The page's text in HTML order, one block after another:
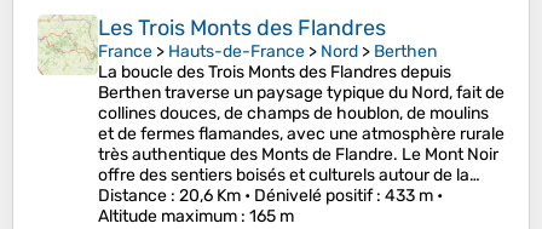
Les Trois Monts des Flandres
France > Hauts-de-France > Nord > Berthen
La boucle des Trois Monts des Flandres depuis
Berthen traverse un paysage typique du Nord, fait de
collines douces, de champs de houblon, de moulins
et de fermes flamandes, avec une atmosphère rurale
très authentique des Monts de Flandre. Le Mont Noir
offre des sentiers boisés et culturels autour de la…
Distance : 20,6 Km • Dénivelé positif: 433 m •
Altitude maximum : 165 m